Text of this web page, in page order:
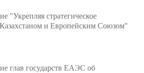
"Укрепляя стратегическое
и Европейским Союзом"
глав государств ЕАЭС об